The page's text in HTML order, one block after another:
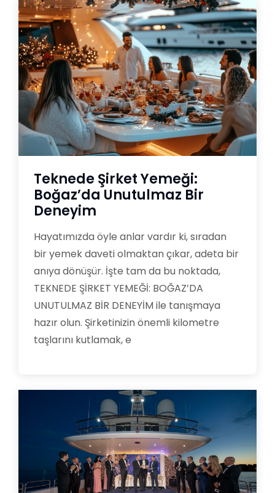
Teknede Şirket Yemeği:
Boğaz’da Unutulmaz Bir
Deneyim
Hayatımızda öyle anlar vardır ki, sıradan
bir yemek daveti olmaktan çıkar, adeta bir
anıya dönüşür. İşte tam da bu noktada,
TEKNEDE ŞİRKET YEMEĞİ: BOĞAZ’DA
UNUTULMAZ BİR DENEYİM ile tanışmaya
hazır olun. Şirketinizin önemli kilometre
taşlarını kutlamak, e